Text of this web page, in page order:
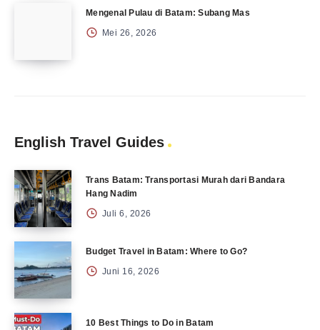
Mengenal Pulau di Batam: Subang Mas
Mei 26, 2026
English Travel Guides
Trans Batam: Transportasi Murah dari Bandara
Hang Nadim
Juli 6, 2026
Budget Travel in Batam: Where to Go?
Juni 16, 2026
10 Best Things to Do in Batam